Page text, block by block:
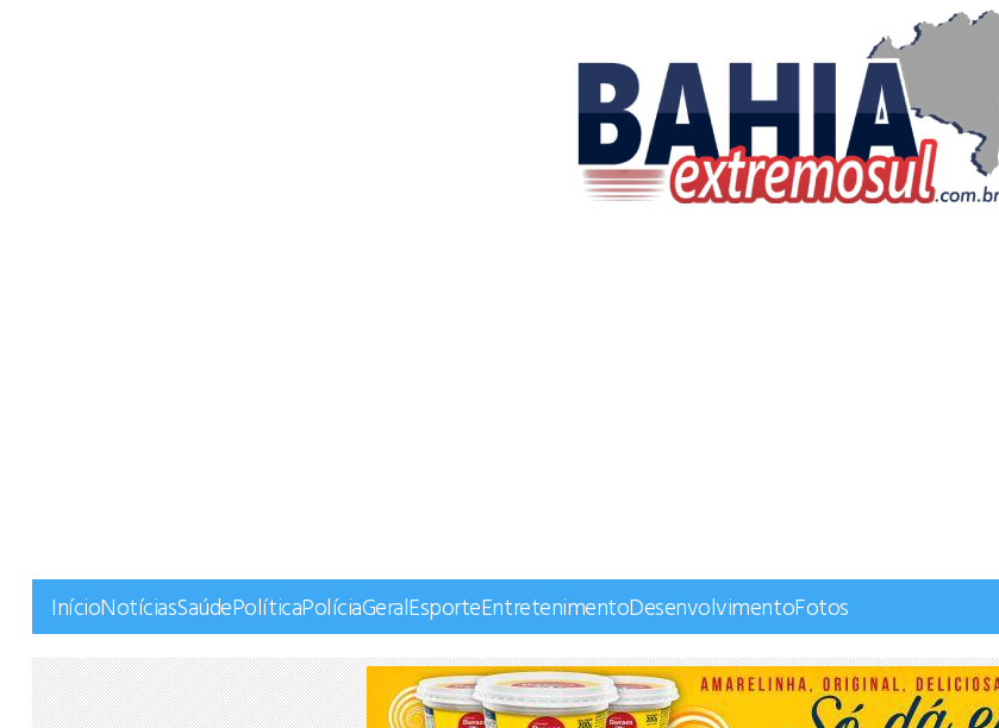
InícioNotíciasSaúdePolíticaPolíciaGeralEsporteEntretenimentoDesenvolvimentoFotos